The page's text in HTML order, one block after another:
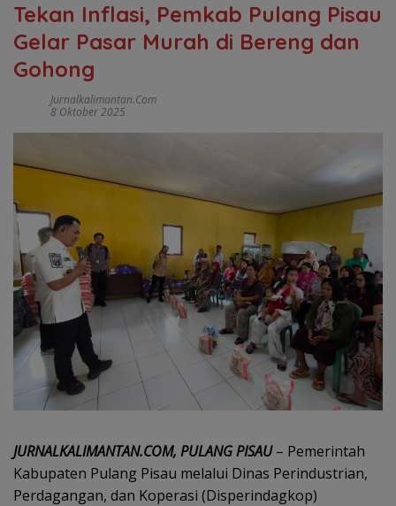
Tekan Inflasi, Pemkab Pulang Pisau
Gelar Pasar Murah di Bereng dan
Gohong
Jurnalkalimantan.com
8 Oktober 2025
JURNALKALIMANTAN.COM, PULANG PISAU– Pemerintah
Kabupaten Pulang Pisau melalui Dinas Perindustrian,
Perdagangan, dan Koperasi (Disperindagkop)